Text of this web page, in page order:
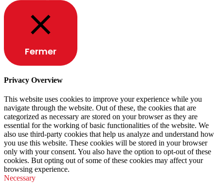
Fermer
Privacy Overview
This website uses cookies to improve your experience while you
navigate through the website. Out of these, the cookies that are
categorized as necessary are stored on your browser as they are
essential for the working of basic functionalities of the website. We
also use third-party cookies that help us analyze and understand how
you use this website. These cookies will be stored in your browser
only with your consent. You also have the option to opt-out of these
cookies. But opting out of some of these cookies may affect your
browsing experience.
Necessary